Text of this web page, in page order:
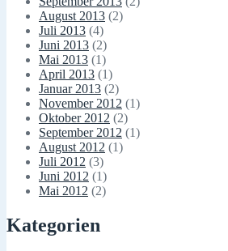
August 2013 (2)
Juli 2013 (4)
Juni 2013 (2)
Mai 2013 (1)
April 2013 (1)
Januar 2013 (2)
November 2012 (1)
Oktober 2012 (2)
September 2012 (1)
August 2012 (1)
Juli 2012 (3)
Juni 2012 (1)
Mai 2012 (2)
Kategorien